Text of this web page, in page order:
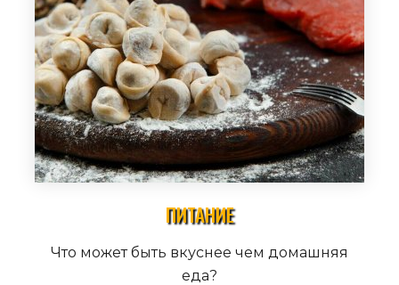
ПИТАНИЕ
Что может быть вкуснее чем домашняя
еда?